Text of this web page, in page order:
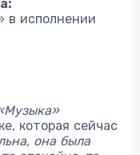
в исполнении
которая сейчас
она была